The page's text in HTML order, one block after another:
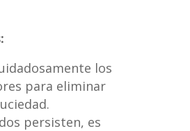
los
para eliminar
persisten, es